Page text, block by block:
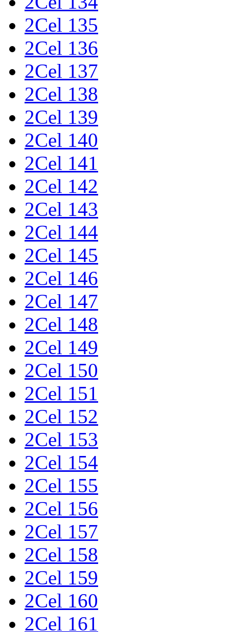
2Cel 135
2Cel 136
2Cel 137
2Cel 138
2Cel 139
2Cel 140
2Cel 141
2Cel 142
2Cel 143
2Cel 144
2Cel 145
2Cel 146
2Cel 147
2Cel 148
2Cel 149
2Cel 150
2Cel 151
2Cel 152
2Cel 153
2Cel 154
2Cel 155
2Cel 156
2Cel 157
2Cel 158
2Cel 159
2Cel 160
2Cel 161